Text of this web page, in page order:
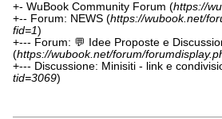
+- WuBook Community Forum (https://
+-- Forum: NEWS (https://wubook.net/
fid=1)
+--- Forum: 💬 Idee Proposte e
(https://wubook.net/forum/
+--- Discussione: Minisiti - link e
tid=3069)